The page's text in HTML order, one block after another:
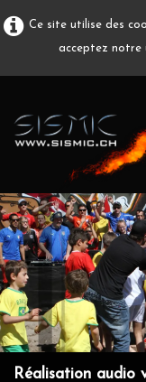
Ce site utilise des
acceptez notre
ACCUEIL
PRODUCTION A/V
DÉVELOPPEMENT
EN IMAGE
CONTACT
Réalisation audio